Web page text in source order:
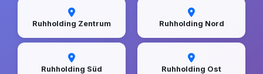
Ruhholding Zentrum Ruhholding Nord
Ruhholding Süd Ruhholding Ost